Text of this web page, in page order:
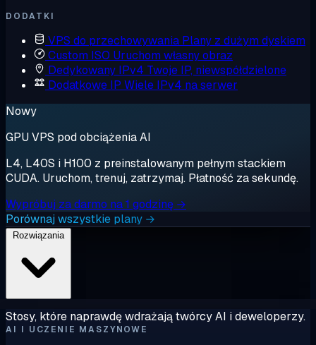
DODATKI
VPS do przechowywania Plany z dużym dyskiem
Custom ISO Uruchom własny obraz
Dedykowany IPv4 Twoje IP, niewspółdzielone
Dodatkowe IP Wiele IPv4 na serwer
Nowy
GPU VPS pod obciążenia AI
L4, L40S i H100 z preinstalowanym pełnym stackiem
CUDA. Uruchom, trenuj, zatrzymaj. Płatność za sekundę.
Wypróbuj za darmo na 1 godzinę →
Porównaj wszystkie plany →
Rozwiązania
Stosy, które naprawdę wdrażają twórcy AI i deweloperzy.
AI I UCZENIE MASZYNOWE